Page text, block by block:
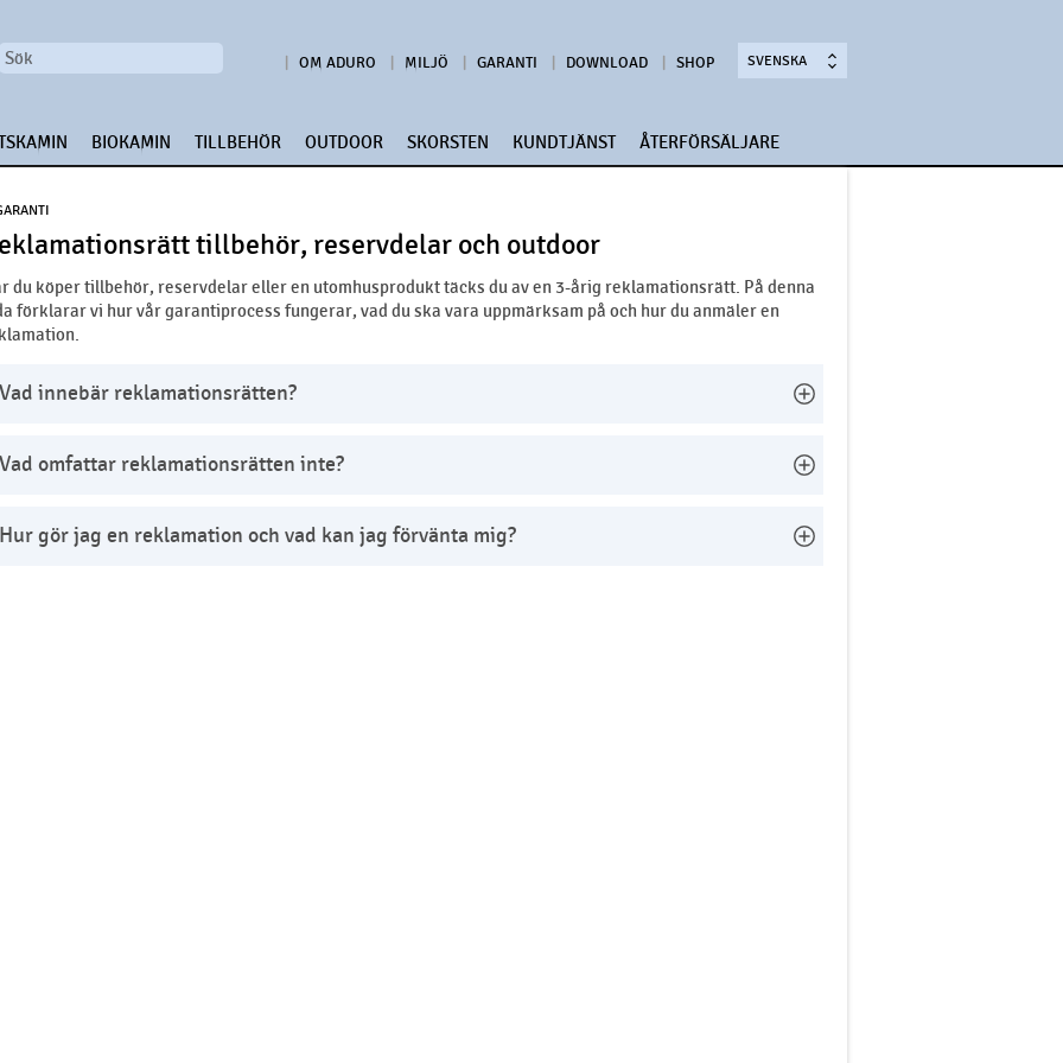
SVENSKA
OM ADURO MILJÖ GARANTI DOWNLOAD SHOP
BIOKAMIN TILLBEHÖR OUTDOOR SKORSTEN KUNDTJÄNST ÅTERFÖRSÄLJARE
tillbehör, reservdelar och outdoor
du köper tillbehör, reservdelar eller en utomhusprodukt täcks du av en 3-årig reklamationsrätt. På denna
förklarar vi hur vår garantiprocess fungerar, vad du ska vara uppmärksam på och hur du anmäler en
Vad innebär reklamationsrätten?
Vad omfattar reklamationsrätten inte?
Hur gör jag en reklamation och vad kan jag förvänta mig?